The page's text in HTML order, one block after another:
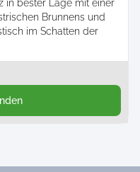
in bester Lage mit einer
Brunnens und
im Schatten der